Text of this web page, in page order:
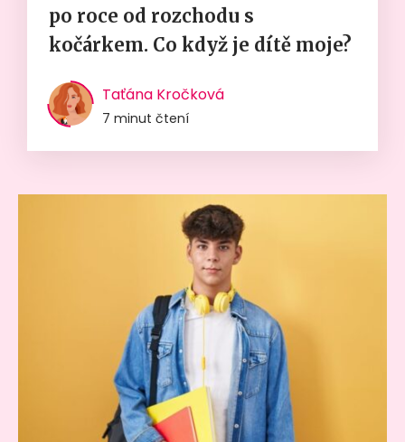
po roce od rozchodu s
kočárkem. Co když je dítě moje?
Taťána Kročková
7 minut čtení